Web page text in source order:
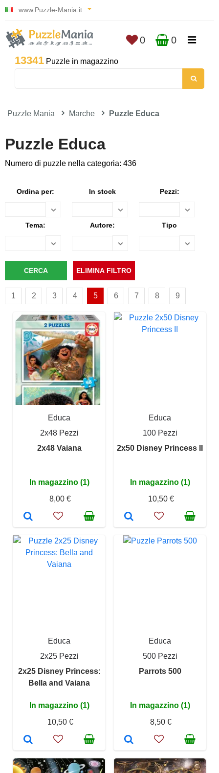
www.Puzzle-Mania.it
13341 Puzzle in magazzino
0 0
Puzzle Mania Marche Puzzle Educa
Puzzle Educa
Numero di puzzle nella categoria: 436
Ordina per: In stock Pezzi:
Tema: Autore: Tipo
1 2 3 4 5 6 7 8 9
Educa
2x48 Pezzi
2x48 Vaiana
In magazzino (1)
8,00 €
Educa
100 Pezzi
2x50 Disney Princess II
In magazzino (1)
10,50 €
Educa
2x25 Pezzi
2x25 Disney Princess:
Bella and Vaiana
In magazzino (1)
10,50 €
Educa
500 Pezzi
Parrots 500
In magazzino (1)
8,50 €